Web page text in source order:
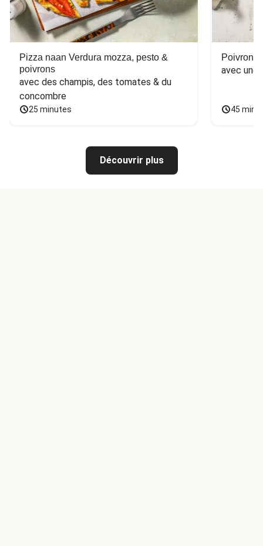
Pizza naan Verdura mozza, pesto &
poivrons
avec des champis, des tomates & du
concombre
25 minutes
Poivron
avec une
45
Découvrir plus